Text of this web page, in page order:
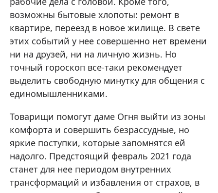
возможны бытовые хлопоты: ремонт в
квартире, переезд в новое жилище. В свете
этих событий у нее совершенно нет времени
ни на друзей, ни на личную жизнь. Но
точный гороскоп все-таки рекомендует
выделить свободную минутку для общения с
единомышленниками.
Товарищи помогут даме Огня выйти из зоны
комфорта и совершить безрассудные, но
яркие поступки, которые запомнятся ей
надолго. Предстоящий февраль 2021 года
станет для нее периодом внутренних
трансформаций и избавления от страхов, в